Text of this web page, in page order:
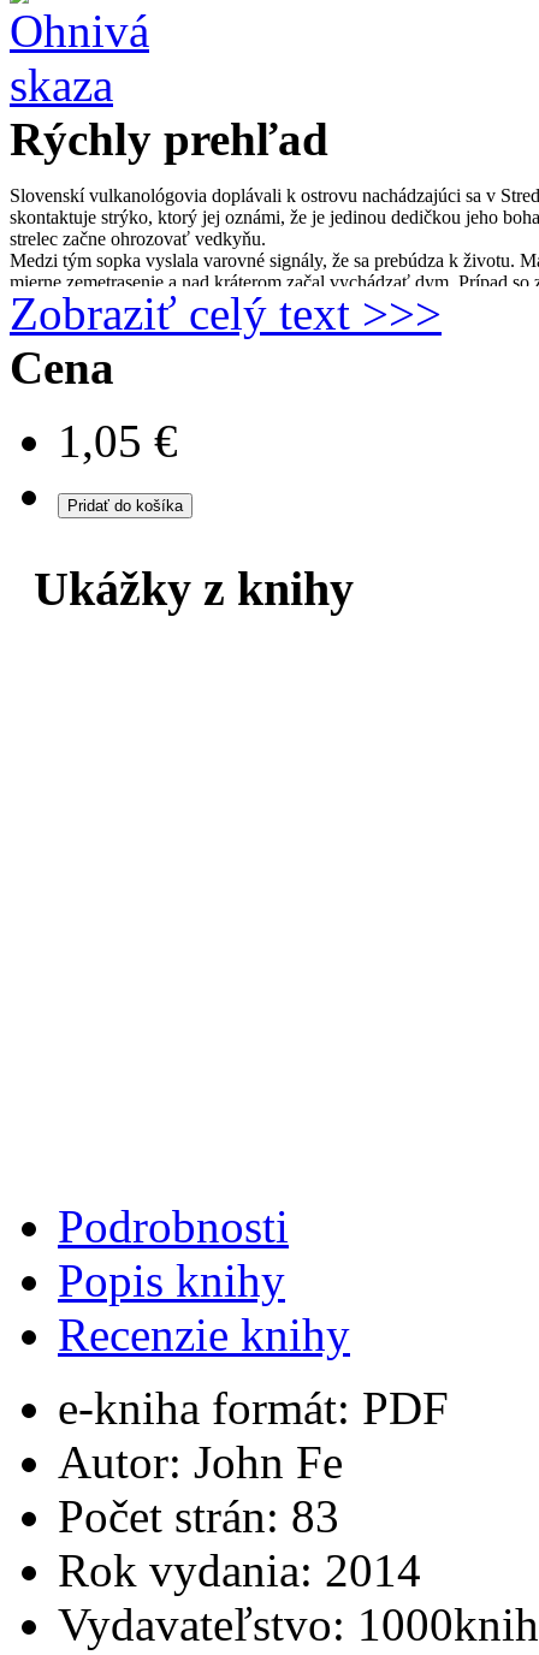
Rýchly prehľad
Slovenskí vulkanológovia doplávali k ostrovu nachádzajúci sa v
skontaktuje strýko, ktorý jej oznámi, že je jedinou dedičkou jeho
strelec začne ohrozovať vedkyňu.
Medzi tým sopka vyslala varovné signály, že sa prebúdza k životu.
mierne zemetrasenie a nad kráterom začal vychádzať dym. Prípad
sa stáva hlavným podozrivým. K tomu neprispieva ani fakt, že je
hroznom zločine? A kto stojí za únosom starostovho synovca a čo
V tomto príbehu nájdete akciu, romantiku aj drámu. Toto dielko si
Zobraziť celý text >>>
Cena
1,05 €
Ukážky z knihy
Podrobnosti
Popis knihy
Recenzie knihy
e-kniha formát: PDF
Autor: John Fe
Počet strán: 83
Rok vydania: 2014
Vydavateľstvo: